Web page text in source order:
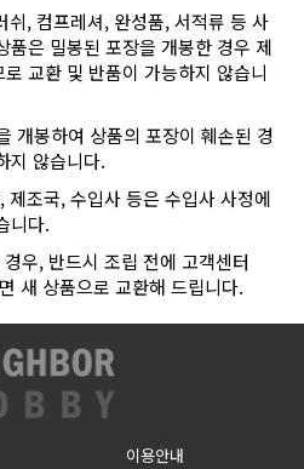
쉬, 컴프레셔, 완성품, 서적류 등 사
품은 밀봉된 포장을 개봉한 경우 제
교환 및 반품이 가능하지 않습니
개봉하여 상품의 포장이 훼손된 경
지 않습니다.
조국, 수입사 등은 수입사 사정에
니다.
우, 반드시 조립 전에 고객센터
새 상품으로 교환해 드립니다.
이용안내